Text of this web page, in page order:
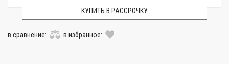
КУПИТЬ В РАССРОЧКУ
в сравнение: в избранное: